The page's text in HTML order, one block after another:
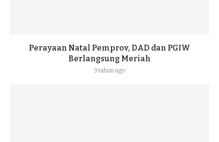
Perayaan Natal Pemprov, DAD dan PGIW
Berlangsung Meriah
3 tahun ago